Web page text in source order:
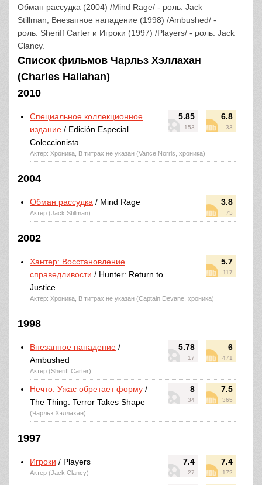
Обман рассудка (2004) /Mind Rage/ - роль: Jack
Stillman, Внезапное нападение (1998) /Ambushed/ -
роль: Sheriff Carter и Игроки (1997) /Players/ - роль: Jack
Clancy.
Список фильмов Чарльз Хэллахан
(Charles Hallahan)
2010
5.85
153
6.8
33
Специальное коллекционное
издание / Edición Especial
Coleccionista
Актер: Хроника, В титрах не указан (Vance Norris, хроника)
2004
3.8
75
Обман рассудка / Mind Rage
Актер (Jack Stillman)
2002
5.7
117
Хантер: Восстановление
справедливости / Hunter: Return to
Justice
Актер: Хроника, В титрах не указан (Captain Devane, хроника)
1998
5.78
17
6
471
Внезапное нападение /
Ambushed
Актер (Sheriff Carter)
8
34
7.5
365
Нечто: Ужас обретает форму /
The Thing: Terror Takes Shape
(Чарльз Хэллахан)
1997
7.4
27
7.4
172
Игроки / Players
Актер (Jack Clancy)